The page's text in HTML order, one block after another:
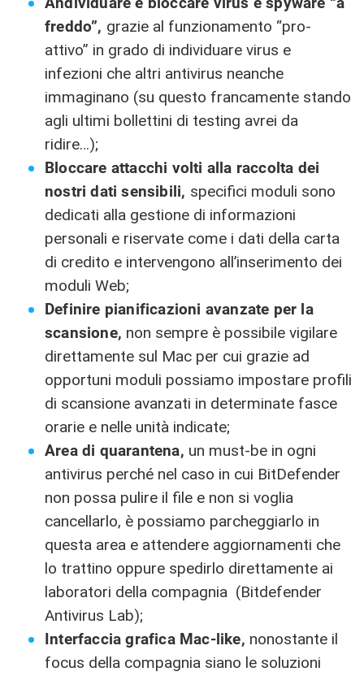
freddo”, grazie al funzionamento “pro-
attivo” in grado di individuare virus e
infezioni che altri antivirus neanche
immaginano (su questo francamente stando
agli ultimi bollettini di testing avrei da
ridire…);
Bloccare attacchi volti alla raccolta dei
nostri dati sensibili, specifici moduli sono
dedicati alla gestione di informazioni
personali e riservate come i dati della carta
di credito e intervengono all’inserimento dei
moduli Web;
Definire pianificazioni avanzate per la
scansione, non sempre è possibile vigilare
direttamente sul Mac per cui grazie ad
opportuni moduli possiamo impostare profili
di scansione avanzati in determinate fasce
orarie e nelle unità indicate;
Area di quarantena, un must-be in ogni
antivirus perché nel caso in cui BitDefender
non possa pulire il file e non si voglia
cancellarlo, è possiamo parcheggiarlo in
questa area e attendere aggiornamenti che
lo trattino oppure spedirlo direttamente ai
laboratori della compagnia (Bitdefender
Antivirus Lab);
Interfaccia grafica Mac-like, nonostante il
focus della compagnia siano le soluzioni